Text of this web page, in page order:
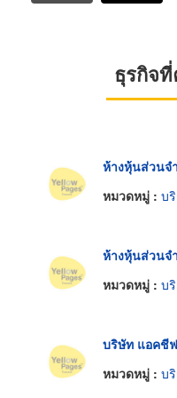
ธุรกิจ
ห้างหุ้นส่วนจ
หมวดหมู่ : บ
ห้างหุ้นส่วนจ
หมวดหมู่ : บ
บริษัท แอคชี
หมวดหมู่ : บ